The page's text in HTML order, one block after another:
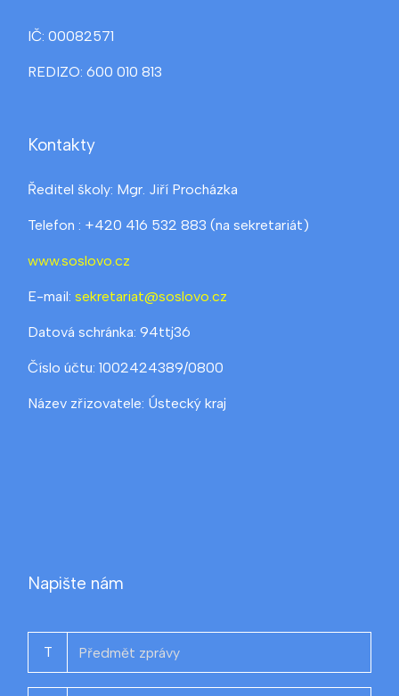
IČ: 00082571
REDIZO: 600 010 813
Kontakty
Ředitel školy: Mgr. Jiří Procházka
Telefon : +420 416 532 883 (na sekretariát)
www.soslovo.cz
E-mail: sekretariat@soslovo.cz
Datová schránka: 94ttj36
Číslo účtu: 1002424389/0800
Název zřizovatele: Ústecký kraj
Napište nám
T